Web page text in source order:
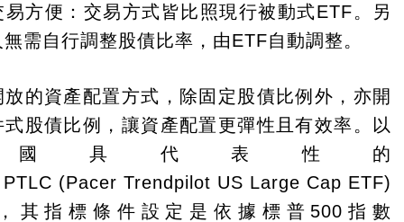
易方便：交易方式皆比照現行被動式ETF。另
需自行調整股債比率，由ETF自動調整。
放的資產配置方式，除固定股債比例外，亦開
式股債比例，讓資產配置更彈性且有效率。以
國具代表性的
(Pacer Trendpilot US Large Cap ETF)
其指標條件設定是依據標普500指數